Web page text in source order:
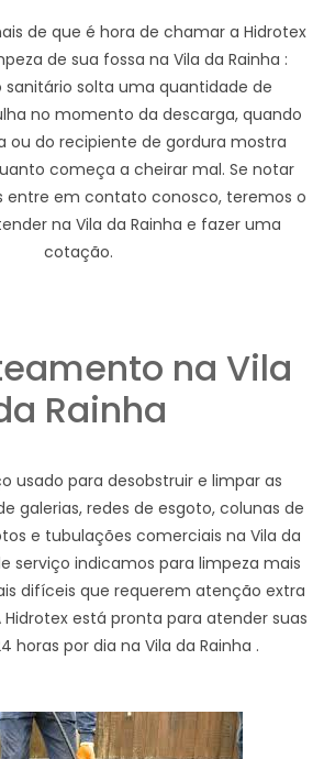
de que é hora de chamar a Hidrotex
de sua fossa na Vila da Rainha :
sanitário solta uma quantidade de
no momento da descarga, quando
ou do recipiente de gordura mostra
começa a cheirar mal. Se notar
entre em contato conosco, teremos o
na Vila da Rainha e fazer uma
cotação.
na Vila
Rainha
usado para desobstruir e limpar as
galerias, redes de esgoto, colunas de
e tubulações comerciais na Vila da
serviço indicamos para limpeza mais
difíceis que requerem atenção extra
Hidrotex está pronta para atender suas
horas por dia na Vila da Rainha .